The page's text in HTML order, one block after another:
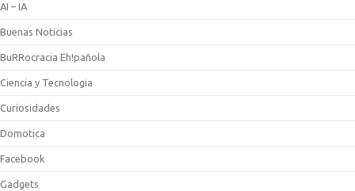
AI – IA
Buenas Noticias
BuRRocracia Eh!pañola
Ciencia y Tecnologia
Curiosidades
Domotica
Facebook
Gadgets